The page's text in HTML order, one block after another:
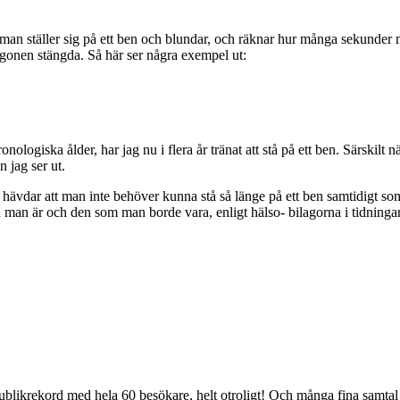
ställer sig på ett ben och blundar, och räknar hur många sekunder
stängda. Så här ser några exempel ut:
ålder, har jag nu i flera år tränat att stå på ett ben. Särskilt
jag ser ut.
att man inte behöver kunna stå så länge på ett ben samtidigt
är och den som man borde vara, enligt hälso- bilagorna i
med hela 60 besökare, helt otroligt! Och många fina